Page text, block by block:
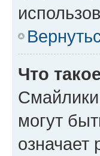
Что
могут
означает